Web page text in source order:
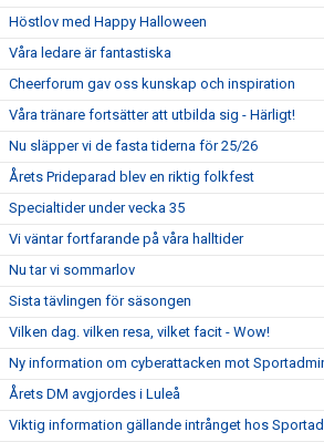
Höstlov med Happy Halloween
Våra ledare är fantastiska
Cheerforum gav oss kunskap och inspiration
Våra tränare fortsätter att utbilda sig - Härligt!
Nu släpper vi de fasta tiderna för 25/26
Årets Prideparad blev en riktig folkfest
Specialtider under vecka 35
Vi väntar fortfarande på våra halltider
Nu tar vi sommarlov
Sista tävlingen för säsongen
Vilken dag. vilken resa, vilket facit - Wow!
Ny information om cyberattacken mot
Årets DM avgjordes i Luleå
Viktig information gällande intrånget hos